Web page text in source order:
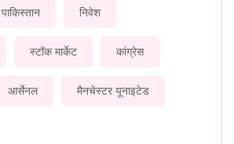
पाकिस्तान निवेश
स्टॉक मार्केट कांग्रेस
आर्सेनल मैनचेस्टर यूनाइटेड